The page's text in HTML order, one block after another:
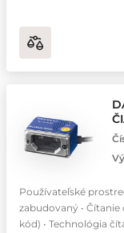
Používateľské
zabudovaný •
kód) • Technológia